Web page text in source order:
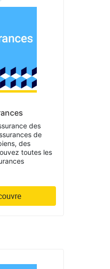
des
de
des
toutes les